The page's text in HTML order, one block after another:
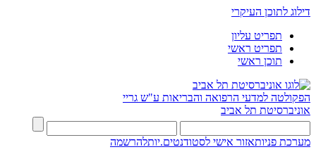
דילוג לתוכן העיקרי
תפריט עליון
תפריט ראשי
תוכן ראשי
הפקולטה למדעי הרפואה והבריאות ע"ש גריי
אוניברסיטת תל אביב
מערכת פניותאזור אישי לסטודנטים.יותלהרשמה